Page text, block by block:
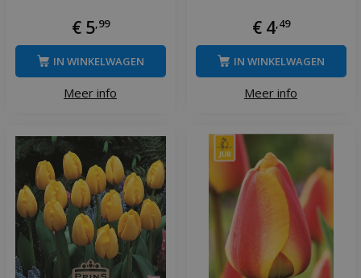
€ 5,99
Meer info
IN WINKELWAGEN
€ 4,49
Meer info
IN WINKELWAGEN